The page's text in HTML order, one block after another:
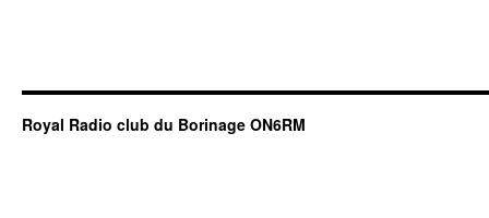
Royal Radio club du Borinage ON6RM